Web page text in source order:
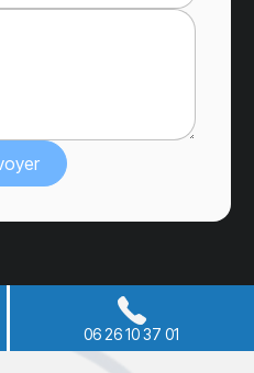
06 26 10 37 01